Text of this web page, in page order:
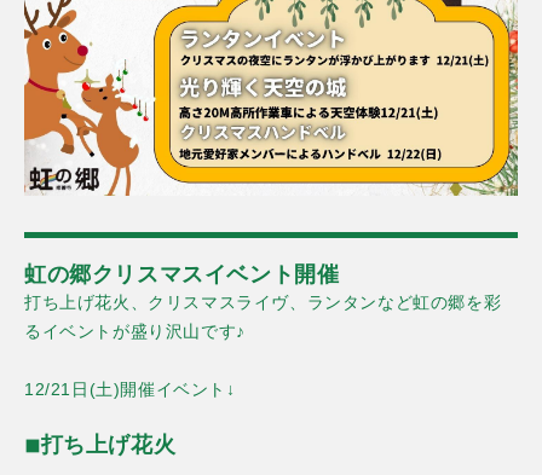
虹の郷クリスマスイベント開催
打ち上げ花火、クリスマスライヴ、ランタンなど虹の郷を彩
るイベントが盛り沢山です♪
12/21日(土)開催イベント↓
◾︎打ち上げ花火